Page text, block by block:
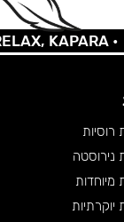
KAPARA •
רוסיות
נירוסטה
מיוחדות
יוקרתיות